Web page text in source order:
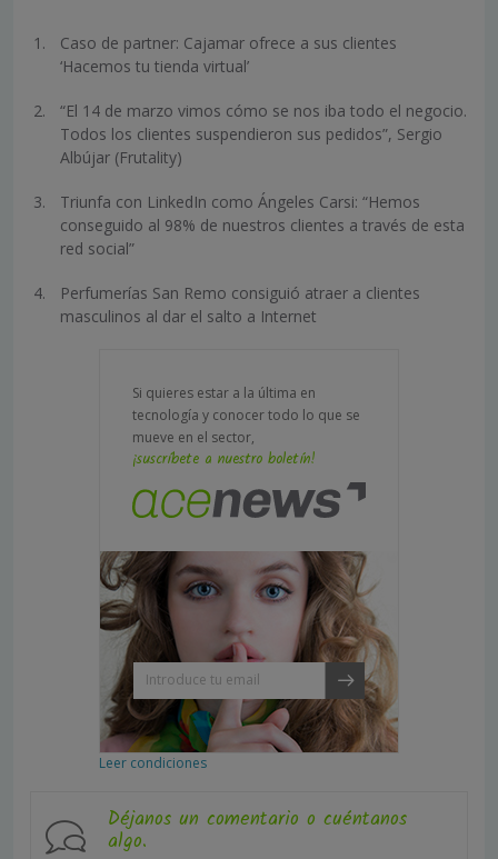
Caso de partner: Cajamar ofrece a sus clientes
‘Hacemos tu tienda virtual’
“El 14 de marzo vimos cómo se nos iba todo el negocio.
Todos los clientes suspendieron sus pedidos”, Sergio
Albújar (Frutality)
Triunfa con LinkedIn como Ángeles Carsi: “Hemos
conseguido al 98% de nuestros clientes a través de esta
red social”
Perfumerías San Remo consiguió atraer a clientes
masculinos al dar el salto a Internet
Si quieres estar a la última en
tecnología y conocer todo lo que se
mueve en el sector,
¡suscríbete a nuestro boletín!
Leer condiciones
Déjanos un comentario o cuéntanos
algo.